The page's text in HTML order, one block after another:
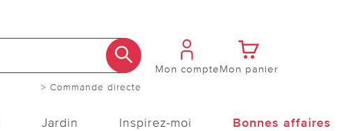
> Commande directe
Mon compteMon panier
Jardin Inspirez-moi Bonnes affaires